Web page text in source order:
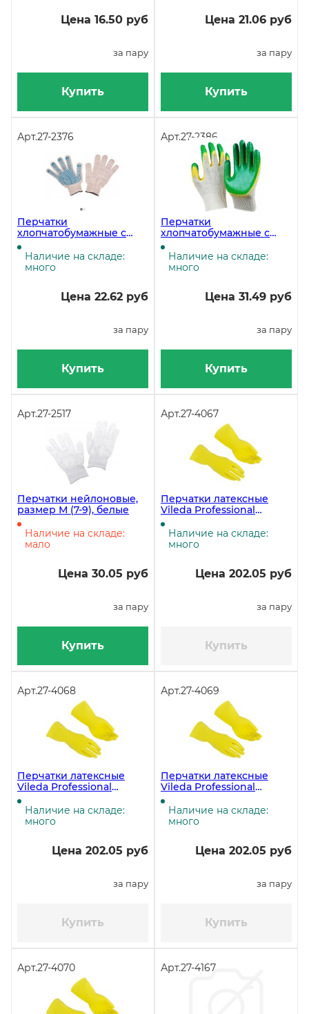
Цена 16.50 руб
за пару
Купить
Цена 21.06 руб
за пару
Купить
Арт.27-2376
Перчатки
хлопчатобумажные с
ПВХ, 5-нитка, 10 класс
вязки, 10 пар
Наличие на складе:
много
Цена 22.62 руб
за пару
Купить
Арт.27-2386
Перчатки
хлопчатобумажные с
двойным латексным
обливом, 300 пар в
упаковке
Наличие на складе:
много
Цена 31.49 руб
за пару
Купить
Арт.27-2517
Перчатки нейлоновые,
размер М (7-9), белые
Наличие на складе:
мало
Цена 30.05 руб
за пару
Купить
Арт.27-4067
Перчатки латексные
Vileda Professional
Контракт, размер L,
жёлтые ЧЗ
Наличие на складе:
много
Цена 202.05 руб
за пару
Купить
Арт.27-4068
Перчатки латексные
Vileda Professional
Контракт, размер М,
жёлтые ЧЗ
Наличие на складе:
много
Цена 202.05 руб
за пару
Купить
Арт.27-4069
Перчатки латексные
Vileda Professional
Контракт, размер S,
жёлтые ЧЗ
Наличие на складе:
много
Цена 202.05 руб
за пару
Купить
Арт.27-4070 Арт.27-4167